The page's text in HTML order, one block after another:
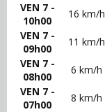
VEN 7 -
10h00
16 km/h
VEN 7 -
09h00
11 km/h
VEN 7 -
08h00
6 km/h
VEN 7 -
07h00
8 km/h